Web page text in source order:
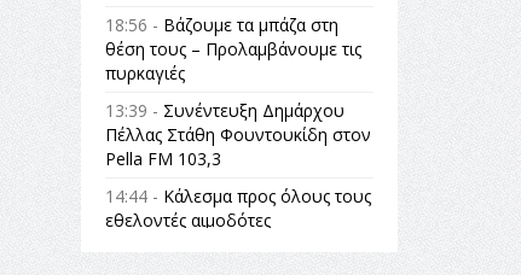
18:56 - Βάζουμε τα μπάζα στη
θέση τους – Προλαμβάνουμε τις
πυρκαγιές
13:39 - Συνέντευξη Δημάρχου
Πέλλας Στάθη Φουντουκίδη στον
Pella FM 103,3
14:44 - Κάλεσμα προς όλους τους
εθελοντές αιμοδότες
14:23 -Όλη η Ελλάδα ένας